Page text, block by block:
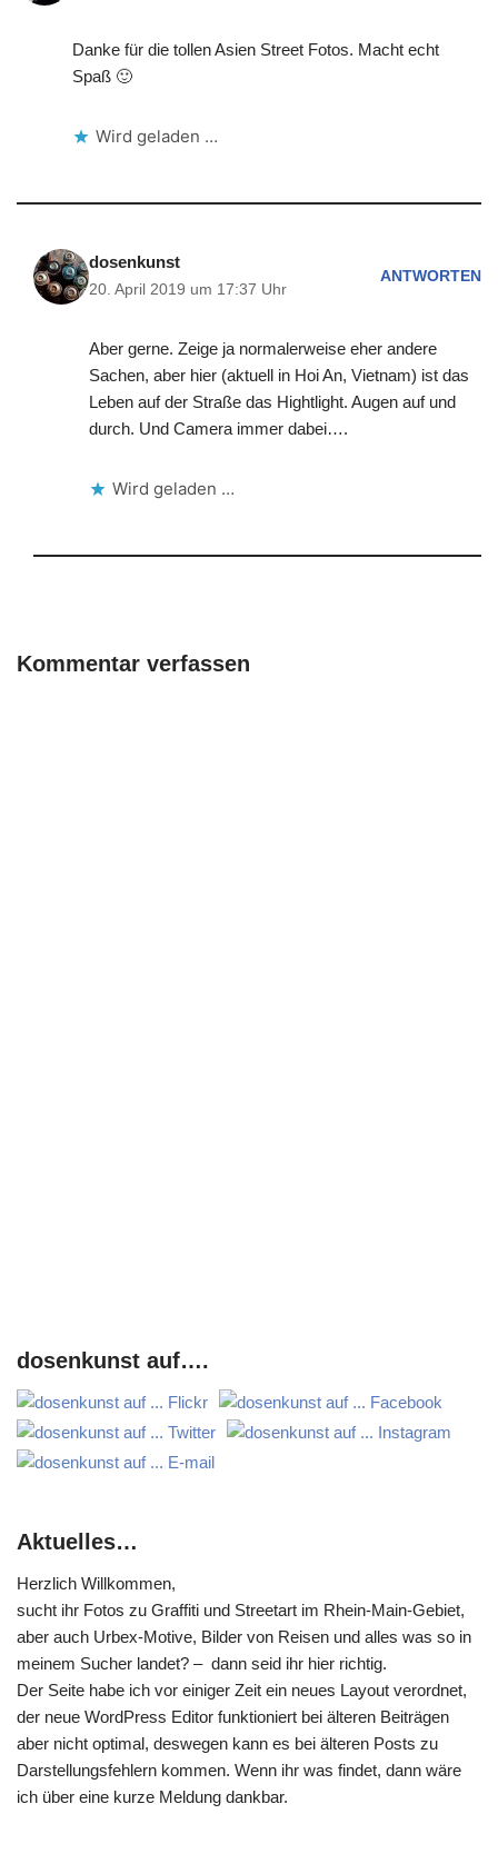
Danke für die tollen Asien Street Fotos. Macht echt
Spaß 🙂
Wird geladen …
dosenkunst
20. April 2019 um 17:37 Uhr
ANTWORTEN
Aber gerne. Zeige ja normalerweise eher andere
Sachen, aber hier (aktuell in Hoi An, Vietnam) ist das
Leben auf der Straße das Hightlight. Augen auf und
durch. Und Camera immer dabei….
Wird geladen …
Kommentar verfassen
dosenkunst auf….
Aktuelles…
Herzlich Willkommen,
sucht ihr Fotos zu Graffiti und Streetart im Rhein-Main-Gebiet,
aber auch Urbex-Motive, Bilder von Reisen und alles was so in
meinem Sucher landet? – dann seid ihr hier richtig.
Der Seite habe ich vor einiger Zeit ein neues Layout verordnet,
der neue WordPress Editor funktioniert bei älteren Beiträgen
aber nicht optimal, deswegen kann es bei älteren Posts zu
Darstellungsfehlern kommen. Wenn ihr was findet, dann wäre
ich über eine kurze Meldung dankbar.